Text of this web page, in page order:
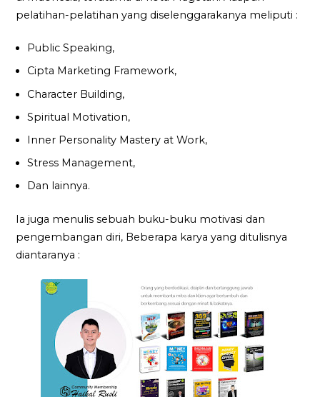
pelatihan-pelatihan yang diselenggarakanya meliputi :
Public Speaking,
Cipta Marketing Framework,
Character Building,
Spiritual Motivation,
Inner Personality Mastery at Work,
Stress Management,
Dan lainnya.
Ia juga menulis sebuah buku-buku motivasi dan
pengembangan diri, Beberapa karya yang ditulisnya
diantaranya :